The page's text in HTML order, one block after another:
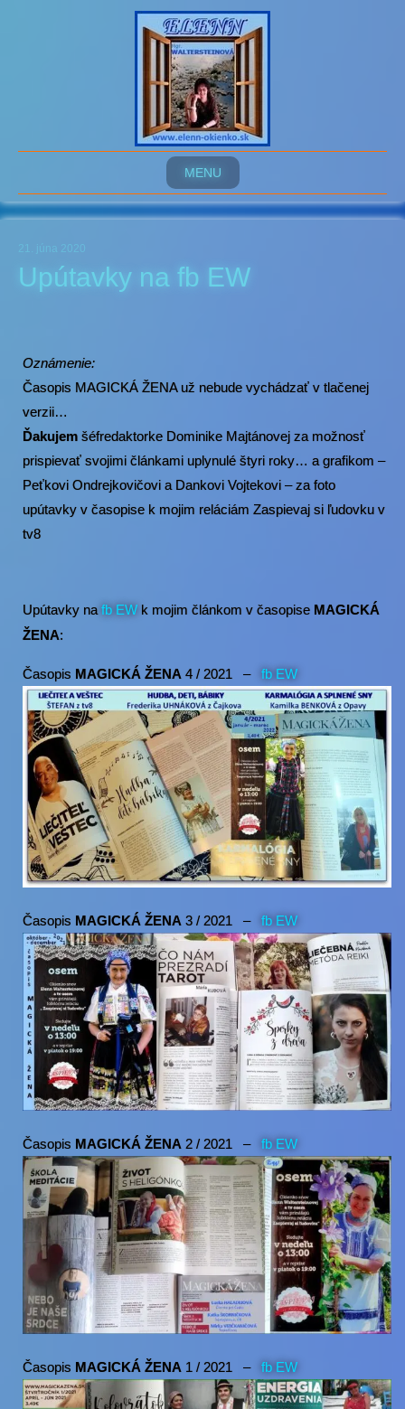
MENU
21. júna 2020
Upútavky na fb EW
Oznámenie:
Časopis MAGICKÁ ŽENA už nebude vychádzať v tlačenej
verzii…
Ďakujem šéfredaktorke Dominike Majtánovej za možnosť
prispievať svojimi článkami uplynulé štyri roky… a grafikom –
Peťkovi Ondrejkovičovi a Dankovi Vojtekovi – za foto
upútavky v časopise k mojim reláciám Zaspievaj si ľudovku v
tv8
Upútavky na fb EW k mojim článkom v časopise MAGICKÁ
ŽENA:
Časopis MAGICKÁ ŽENA 4 / 2021 – fb EW
Časopis MAGICKÁ ŽENA 3 / 2021 – fb EW
Časopis MAGICKÁ ŽENA 2 / 2021 – fb EW
Časopis MAGICKÁ ŽENA 1 / 2021 – fb EW